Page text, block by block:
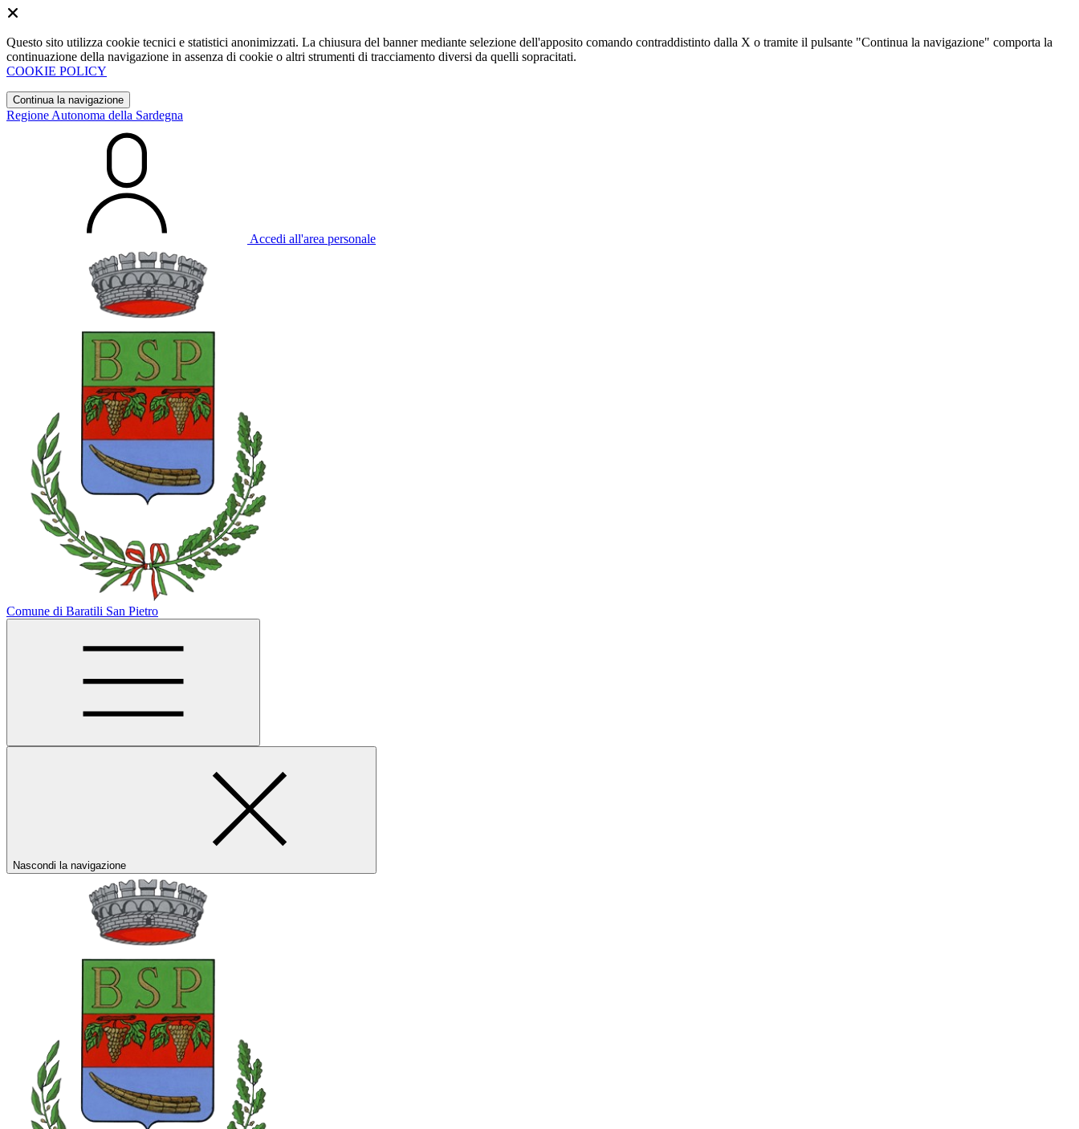
Questo sito utilizza cookie tecnici e statistici anonimizzati. La chiusura del banner mediante selezione dell'apposito comando contraddistinto dalla X o tramite il pulsante "Continua la navigazione" comporta la
continuazione della navigazione in assenza di cookie o altri strumenti di tracciamento diversi da quelli sopracitati.
COOKIE POLICY
Continua la navigazione
Regione Autonoma della Sardegna
Accedi all'area personale
Comune di Baratili San Pietro
Nascondi la navigazione